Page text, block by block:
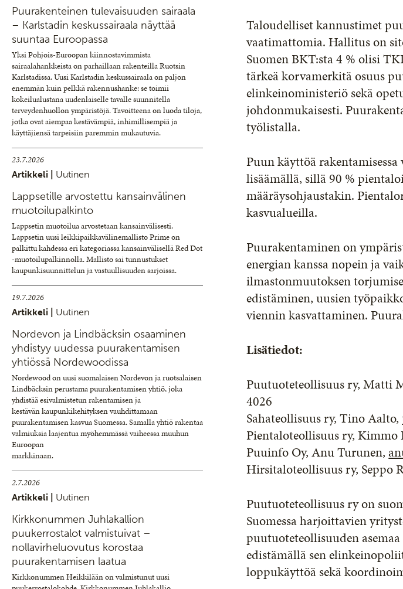
Puurakenteinen tulevaisuuden sairaala
– Karlstadin keskussairaala näyttää
suuntaa Euroopassa
Yksi Pohjois-Euroopan kiinnostavimmista
sairaalahankkeista on parhaillaan rakenteilla Ruotsin
Karlstadissa. Uusi Karlstadin keskussairaala on paljon
enemmän kuin pelkkä rakennushanke: se toimii
kokeilualustana uudenlaiselle tavalle suunnitella
terveydenhuollon ympäristöjä. Tavoitteena on luoda tiloja,
jotka ovat aiempaa kestävämpiä, inhimillisempiä ja
käyttäjiensä tarpeisiin paremmin mukautuvia.
23.7.2026
Artikkeli | Uutinen
Lappsetille arvostettu kansainvälinen
muotoilupalkinto
Lappsetin muotoilua arvostetaan kansainvälisesti.
Lappsetin uusi leikkipaikkavälinemallisto Prime on
palkittu kahdessa eri kategoriassa kansainvälisellä Red Dot
-muotoilupalkinnolla. Mallisto sai tunnustukset
kaupunkisuunnittelun ja vastuullisuuden sarjoissa.
19.7.2026
Artikkeli | Uutinen
Nordevon ja Lindbäcksin osaaminen
yhdistyy uudessa puurakentamisen
yhtiössä Nordewoodissa
Nordewood on uusi suomalaisen Nordevon ja ruotsalaisen
Lindbäcksin perustama puurakentamisen yhtiö, joka
yhdistää esivalmistetun rakentamisen ja
kestävän kaupunkikehityksen vauhdittamaan
puurakentamisen kasvua Suomessa. Samalla yhtiö rakentaa
valmiuksia laajentua myöhemmässä vaiheessa muuhun
Euroopan
markkinaan.
2.7.2026
Artikkeli | Uutinen
Kirkkonummen Juhlakallion
puukerrostalot valmistuivat –
nollavirheluovutus korostaa
puurakentamisen laatua
Kirkkonummen Heikkilään on valmistunut uusi
Taloudelliset kannustimet
vaatimattomia. Hallitus on
Suomen BKT:sta 4 % olisi
tärkeä korvamerkitä osuus
elinkeinoministeriö sekä
johdonmukaisesti.
työlistalla.
Puun käyttöä
lisäämällä, sillä 90 %
määräysohjaustakin.
kasvualueilla.
Puurakentaminen on
energian kanssa nopein ja
ilmastonmuutoksen
edistäminen, uusien
viennin kasvattaminen.
Lisätiedot:
Puutuoteteollisuus ry, Matti
4026
Sahateollisuus ry, Tino Aalto,
Pientaloteollisuus ry,
Puuinfo Oy, Anu Turunen,
Hirsitaloteollisuus ry, Seppo
Puutuoteteollisuus ry on
Suomessa harjoittavien
puutuoteteollisuuden
edistämällä sen
loppukäyttöä sekä